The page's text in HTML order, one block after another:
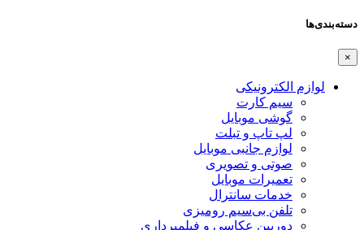
دسته‌بندی‌ها
×
لوازم الکترونیکی
سیم کارت
گوشی موبایل
لپ تاپ و تبلت
لوازم جانبی موبایل
صوتی و تصویری
تعمیرات موبایل
خدمات سانترال
تلفن بی‌سیم رومیزی
دوربین عکاسی و فیلمبرداری